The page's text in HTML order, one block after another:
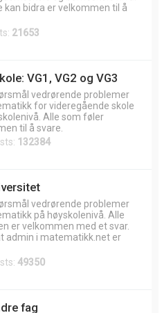
kan bidra er velkommen til å
21653
VG1, VG2 og VG3
vedrørende problemer
for videregående skole
Alle som føler
til å svare.
132384
vedrørende problemer
på høyskolenivå. Alle
er velkommen med et svar.
admin i matematikk.net er
49350
fag